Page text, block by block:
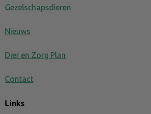
Gezelschapsdieren
Nieuws
Dier en Zorg Plan
Contact
Links